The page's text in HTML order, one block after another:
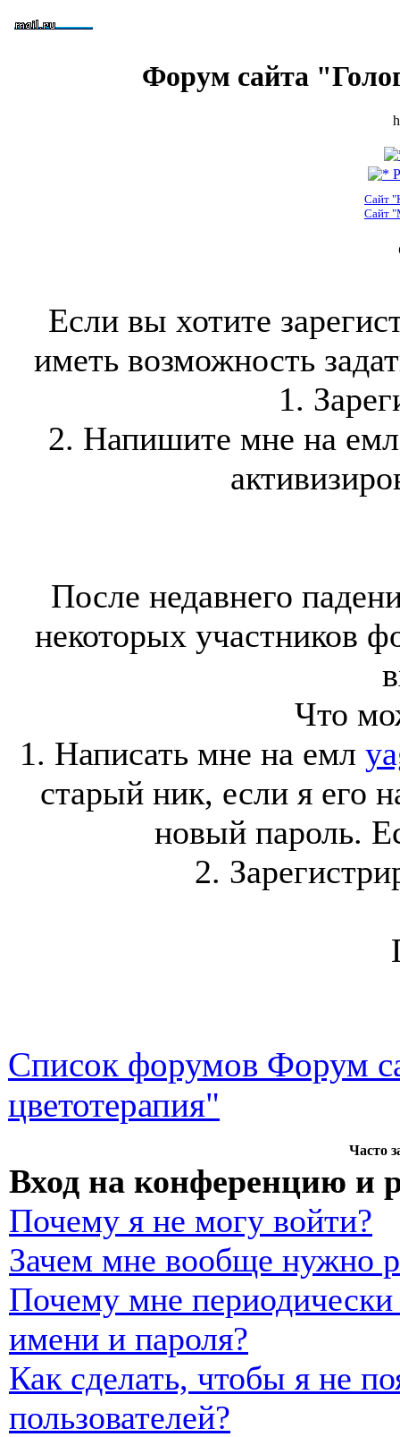
Форум сайта
Сайт
Сайт
Если вы хотите
иметь возможность
1.
2. Напишите мне на
После недавнего
некоторых участников
Что
1. Написать мне на емл
старый ник, если я его
новый пароль.
2.
Список форумов Форум
цветотерапия"
Часто
Вход на конференцию и
Почему я не могу войти?
Зачем мне вообще нужно
Почему мне периодически
имени и пароля?
Как сделать, чтобы я не
пользователей?